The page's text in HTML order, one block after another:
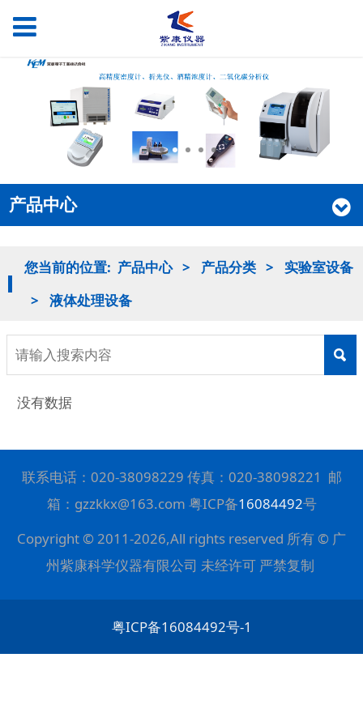
产品中心
您当前的位置: 产品中心 > 产品分类 >
实验室设备
>
液体处理设备
没有数据
联系电话： 020-38098229 传真： 020-38098221 邮
箱：gzzkkx@163.com 粤ICP备16084492号
Copyright © 2011-2026,All rights reserved 所有 © 广
州紫康科学仪器有限公司 未经许可 严禁复制
粤ICP备16084492号-1